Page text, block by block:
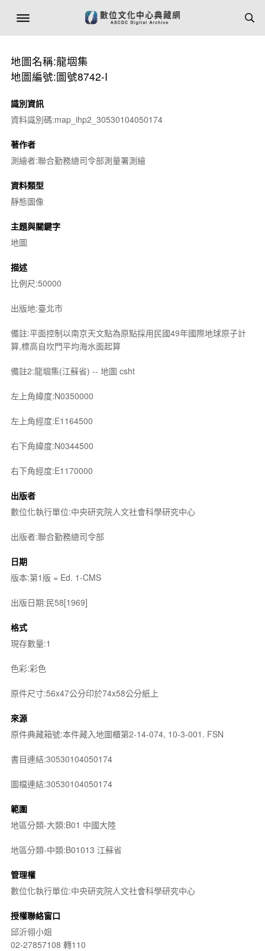
地圖名稱:龍堌集
地圖編號:圖號8742-I
識別資訊
資料識別碼:map_ihp2_30530104050174
著作者
測繪者:聯合勤務總司令部測量署測繪
資料類型
靜態圖像
主題與關鍵字
地圖
描述
比例尺:50000
出版地:臺北市
備註:平面控制以南京天文點為原點採用民國49年國際地球原子計
算,標高自坎門平均海水面起算
備註2:龍堌集(江蘇省) -- 地圖 csht
左上角緯度:N0350000
左上角經度:E1164500
右下角緯度:N0344500
右下角經度:E1170000
出版者
數位化執行單位:中央研究院人文社會科學研究中心
出版者:聯合勤務總司令部
日期
版本:第1版 = Ed. 1-CMS
出版日期:民58[1969]
格式
現存數量:1
色彩:彩色
原件尺寸:56x47公分印於74x58公分紙上
來源
原件典藏箱號:本件藏入地圖櫃第2-14-074, 10-3-001. FSN
書目連結:30530104050174
圖檔連結:30530104050174
範圍
地區分類-大類:B01 中國大陸
地區分類-中類:B01013 江蘇省
管理權
數位化執行單位:中央研究院人文社會科學研究中心
授權聯絡窗口
邱沂翎小姐
02-27857108 轉110